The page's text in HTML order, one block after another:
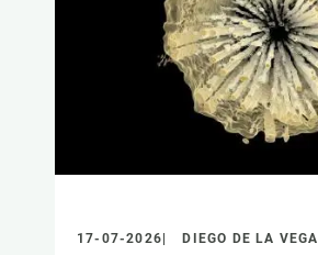
17-07-2026 DIEGO DE LA VEGA